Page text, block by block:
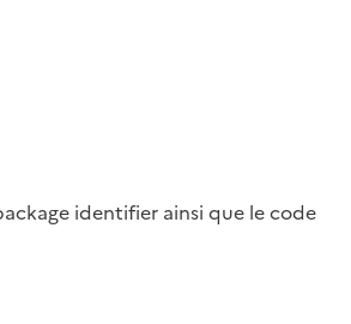
identifier ainsi que le code